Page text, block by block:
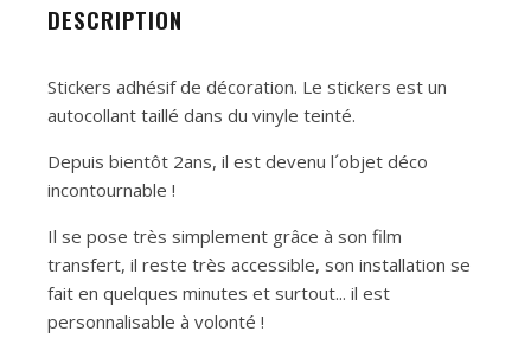
DESCRIPTION
Stickers adhésif de décoration. Le stickers est un
autocollant taillé dans du vinyle teinté.
Depuis bientôt 2ans, il est devenu l´objet déco
incontournable !
Il se pose très simplement grâce à son film
transfert, il reste très accessible, son installation se
fait en quelques minutes et surtout... il est
personnalisable à volonté !